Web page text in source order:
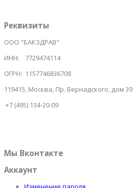
Реквизиты
ООО "БАКЗДРАВ"
ИНН: 7729474114
ОГРН: 1157746836708
119415, Москва, Пр. Вернадского, дом 39
+7 (495) 134-20-09
Мы Вконтакте
Аккаунт